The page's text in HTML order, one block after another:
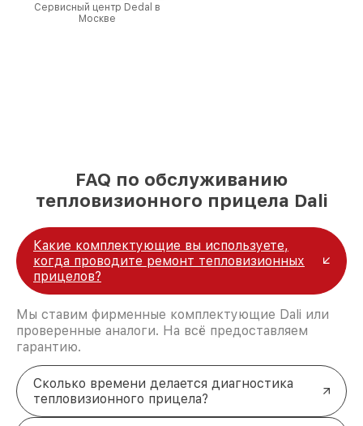
Сервисный центр Dedal в
Москве
FAQ по обслуживанию
тепловизионного прицела Dali
Какие комплектующие вы используете,
когда проводите ремонт тепловизионных
прицелов?
Мы ставим фирменные комплектующие Dali или
проверенные аналоги. На всё предоставляем
гарантию.
Сколько времени делается диагностика
тепловизионного прицела?